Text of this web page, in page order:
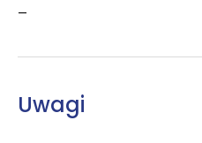
–
Uwagi